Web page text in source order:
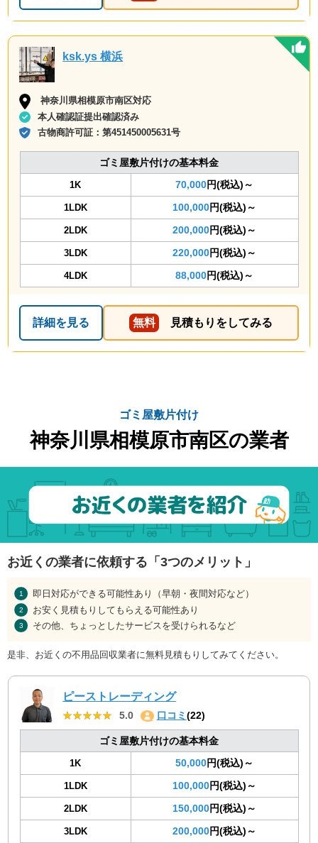
ksk.ys 横浜
神奈川県相模原市南区対応
本人確認証提出確認済み
古物商許可証：第451450005631号
ゴミ屋敷片付けの基本料金
1K 70,000円(税込)～
1LDK 100,000円(税込)～
2LDK 200,000円(税込)～
3LDK 220,000円(税込)～
4LDK 88,000円(税込)～
詳細を見る 無料 見積もりをしてみる
ゴミ屋敷片付け
神奈川県相模原市南区の業者
お近くの業者に依頼する「3つのメリット」
即日対応ができる可能性あり（早朝・夜間対応など）
お安く見積もりしてもらえる可能性あり
その他、ちょっとしたサービスを受けられるなど
是非、お近くの不用品回収業者に無料見積もりしてみてください。
ピーストレーディング
★★★★★
★★★★★ 5.0 口コミ (22)
ゴミ屋敷片付けの基本料金
1K 50,000円(税込)～
1LDK 100,000円(税込)～
2LDK 150,000円(税込)～
3LDK 200,000円(税込)～